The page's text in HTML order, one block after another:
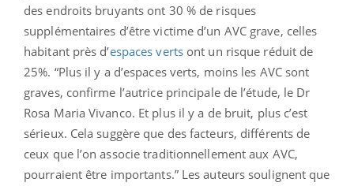
des endroits bruyants ont 30 % de risques
supplémentaires d’être victime d’un AVC grave, celles
habitant près d’espaces vertsont un risque réduit de
25%. “Plus il y a d’espaces verts, moins les AVC sont
graves, confirme l’autrice principale de l’étude, le Dr
Rosa Maria Vivanco. Et plus il y a de bruit, plus c’est
sérieux. Cela suggère que des facteurs, différents de
ceux que l’on associe traditionnellement aux AVC,
pourraient être importants.” Les auteurs soulignent que